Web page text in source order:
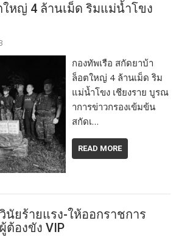
หญ่ 4 ล้านเม็ด ริมแม่น้ำโขง
กองทัพเรือ สกัดยาบ้า
ล็อตใหญ่ 4 ล้านเม็ด ริม
แม่น้ำโขง เชียงราย บูรณ
าการข่าวกรองเข้มข้น
สกัดเ…
READ MORE
นัยร้ายแรง-ให้ออกราชการ
ต้องขัง VIP